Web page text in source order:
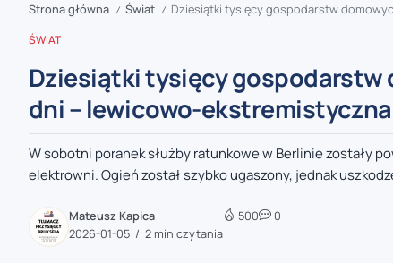
zaobserwuj nas
zaobserwuj nas
Strona główna / Świat / Dziesiątki tysięcy gospodarstw domowych
ŚWIAT
Dziesiątki tysięcy gospodarstw
dni – lewicowo-
W sobotni poranek służby ratunkowe w Berlinie zostały
elektrowni. Ogień został szybko ugaszony, jednak
Mateusz Kapica
2026-01-05
2 min czytania
500 0